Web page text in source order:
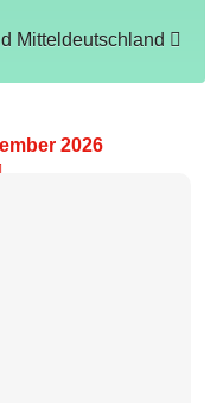
Mitteldeutschland
2026